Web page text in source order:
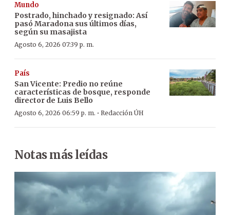
Mundo
Postrado, hinchado y resignado: Así
pasó Maradona sus últimos días,
según su masajista
Agosto 6, 2026 07:39 p. m.
País
San Vicente: Predio no reúne
características de bosque, responde
director de Luis Bello
Agosto 6, 2026 06:59 p. m. · Redacción ÚH
Notas más leídas